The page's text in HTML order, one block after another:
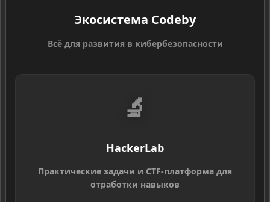
Экосистема Codeby
Всё для развития в кибербезопасности
🔬
HackerLab
Практические задачи и CTF-платформа для
отработки навыков